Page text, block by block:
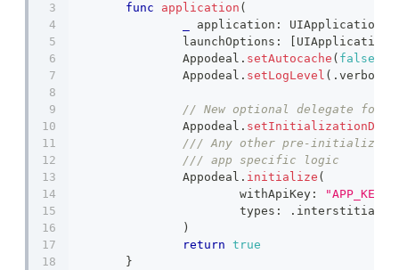
func
application (
application : UIApplication
		launchOptions
: UIApplication
Appodeal . setAutocache ( false
Appodeal . setLogLevel ( . verbose
Appodeal .
/// Any other pre-
/// app specific logic
Appodeal . initialize (
			withApiKey
: "APP_KEY"
			types
: . interstitial
)
return true
}